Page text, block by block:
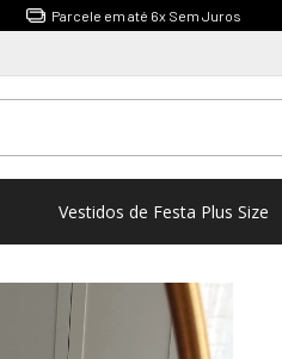
1ºTroca Gratuita e sem Burocracia
Vestidos de Festa Plus Size